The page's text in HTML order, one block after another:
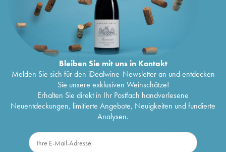
Bleiben Sie mit uns in Kontakt
Melden Sie sich für den iDealwine-Newsletter an und entdecken
Sie unsere exklusiven Weinschätze!
Erhalten Sie direkt in Ihr Postfach handverlesene
Neuentdeckungen, limitierte Angebote, Neuigkeiten und fundierte
Analysen.